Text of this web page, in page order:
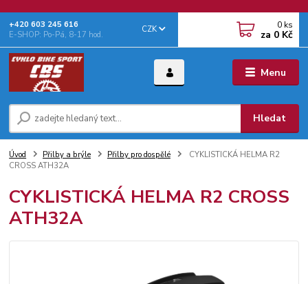
Menu
CZK
Hledat
+‭420 603 245 616‬
E-SHOP: Po-Pá, 8-17 hod.
0 ks
za 0 Kč
Úvod Přilby a brýle Přilby pro dospělé
CYKLISTICKÁ HELMA R2
CROSS ATH32A
CYKLISTICKÁ HELMA R2 CROSS
ATH32A